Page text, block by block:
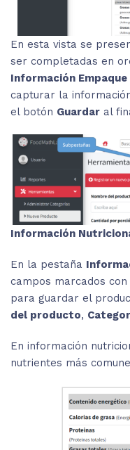
En esta vista se
ser completadas en
Información Empaque
capturar la
el botón Guardar al
Información
En la pestaña
campos marcados
para guardar el
del producto,
En información
nutrientes más